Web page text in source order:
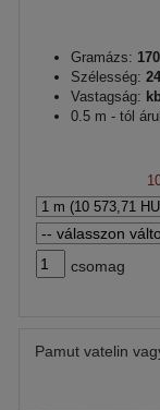
Gramázs:
Szélesség:
Vastagság:
0.5 m - tól
csomag
Pamut vatelin